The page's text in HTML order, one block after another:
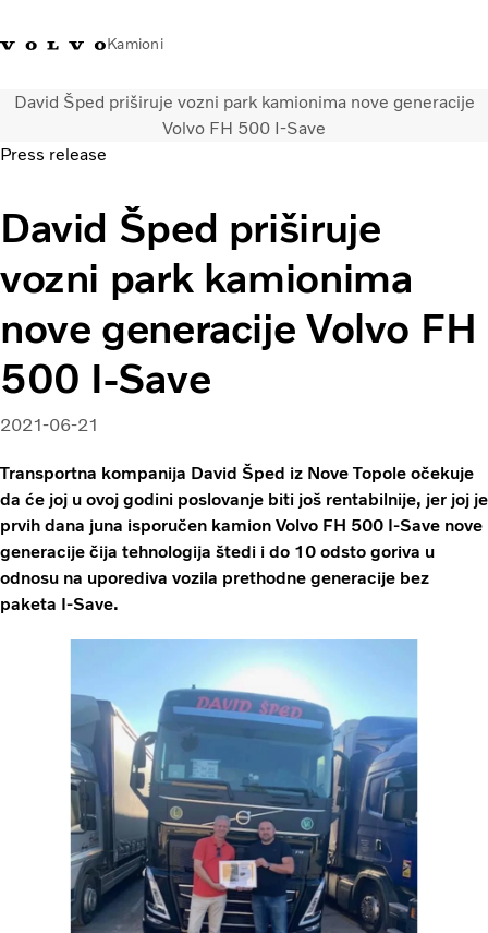
Kamioni
Volvo Trucks Bosna i
Prodavaonica Volvo Trucks
promo materijala
Prijava
Bosna I
Transportna rješenja
Kamioni
Usluge
Vijesti
O nama
Volvo Truck Builder
Kontaktirajte nas
David Šped priširuje vozni park kamionima nove generacije
Volvo FH 500 I-Save
Press release
David Šped priširuje
vozni park kamionima
nove generacije Volvo FH
500 I-Save
2021-06-21
Transportna kompanija David Šped iz Nove Topole očekuje
da će joj u ovoj godini poslovanje biti još rentabilnije, jer joj je
prvih dana juna isporučen kamion Volvo FH 500 I-Save nove
generacije čija tehnologija štedi i do 10 odsto goriva u
odnosu na uporediva vozila prethodne generacije bez
paketa I-Save.